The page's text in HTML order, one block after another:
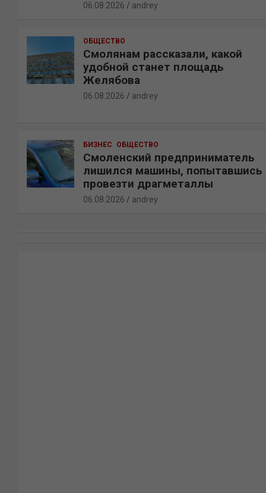
06.08.2026 andrey
ОБЩЕСТВО
Смолянам рассказали, какой
удобной станет площадь
Желябова
06.08.2026 andrey
БИЗНЕС ОБЩЕСТВО
Смоленский предприниматель
лишился машины, попытавшись
провезти драгметаллы
06.08.2026 andrey